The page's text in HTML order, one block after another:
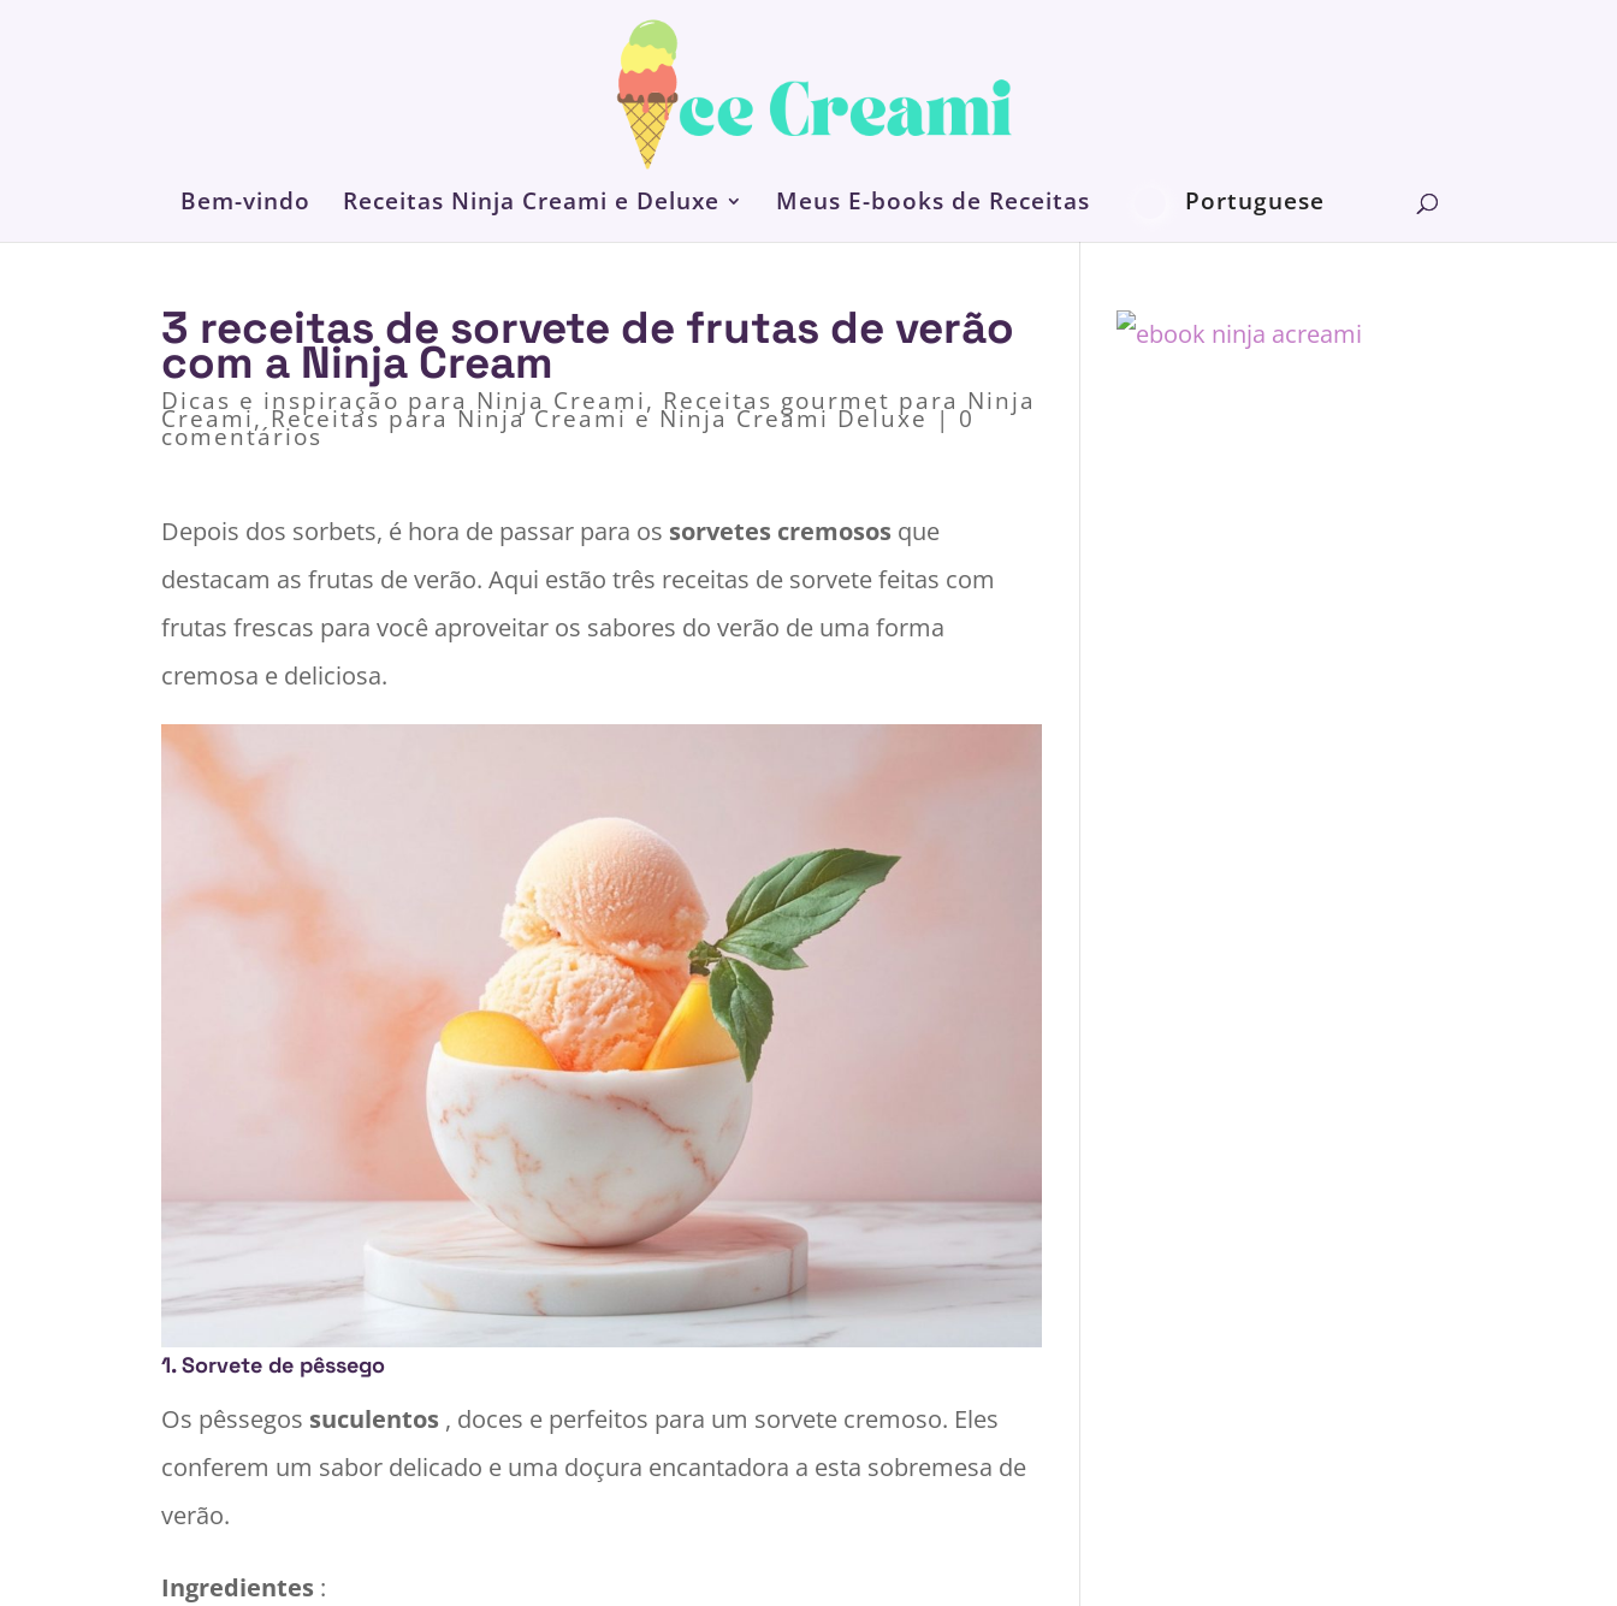
Bem-vindo Receitas Ninja Creami e Deluxe Meus E-books de Receitas Portuguese
3 receitas de sorvete de frutas de verão
com a Ninja Cream
Dicas e inspiração para Ninja Creami, Receitas gourmet para Ninja
Creami,Receitas para Ninja Creami e Ninja Creami Deluxe|0
comentários
Depois dos sorbets, é hora de passar para os sorvetes cremosos que
destacam as frutas de verão. Aqui estão três receitas de sorvete feitas com
frutas frescas para você aproveitar os sabores do verão de uma forma
cremosa e deliciosa.
1.Sorvete de pêssego
Os pêssegos suculentos , doces e perfeitos para um sorvete cremoso. Eles
conferem um sabor delicado e uma doçura encantadora a esta sobremesa de
verão.
Ingredientes :